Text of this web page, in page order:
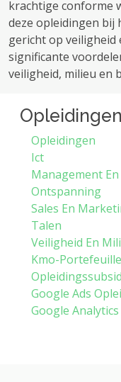
krachtige conforme
deze opleidingen bij
gericht op veiligheid
significante
veiligheid, milieu en
Opleidingen
Opleidingen
Ict
Management
Ontspanning
Sales En
Talen
Veiligheid En
Kmo-Portefeuille
Google Ads
Google Analytics